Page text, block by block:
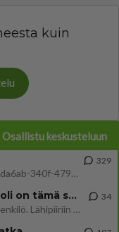
kuin
Osallistu keskusteluun
https://www.iltalehti.fi/viihdeuutiset/a/c46da6ab-340f-4790-aaa7-0865eed2336 Yrityksen konkurssihakemus on tullut kärä
329
Tiesitkö? Martina Aitolehden isäpuoli on tämä suosittu laulaja
Martina Aitolehti on seurattu julkisuuden henkilö. Lähipiiriin mahtuu muitakin tunnettuja henkilöitä. Tiesitkö, että Ma
34